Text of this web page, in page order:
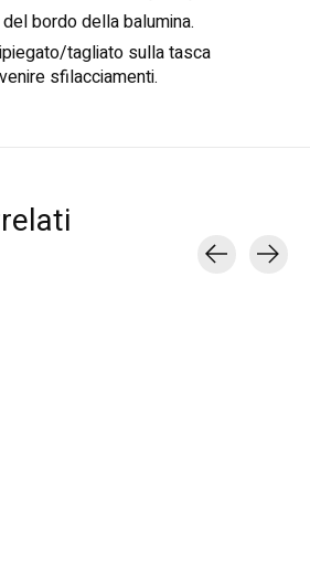
bordo della balumina.
tagliato sulla tasca
sfilacciamenti.